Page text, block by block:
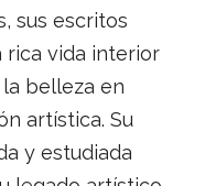
sus escritos
rica vida interior
belleza en
artística. Su
y estudiada